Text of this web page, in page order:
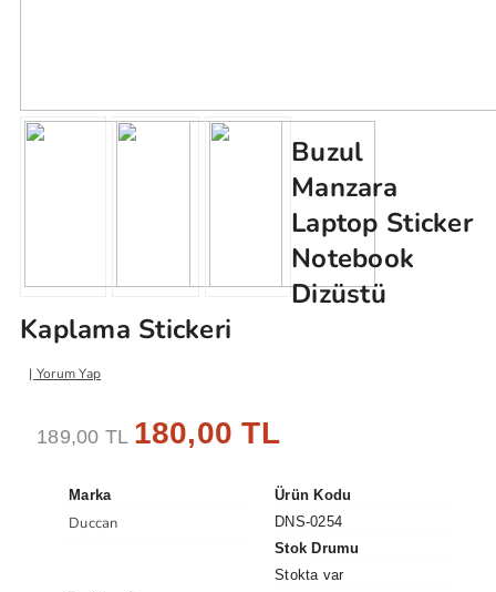
Buzul
Manzara
Laptop Sticker
Notebook
Dizüstü
Kaplama Stickeri
Yorum Yap
189,00 TL 180,00 TL
Marka
Duccan
Ürün Kodu
DNS-0254
Stok Drumu
Stokta var